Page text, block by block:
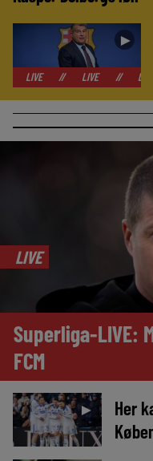
►
LIVE LIVE
LIVE
Superliga-LIVE:
FCM
►
Her